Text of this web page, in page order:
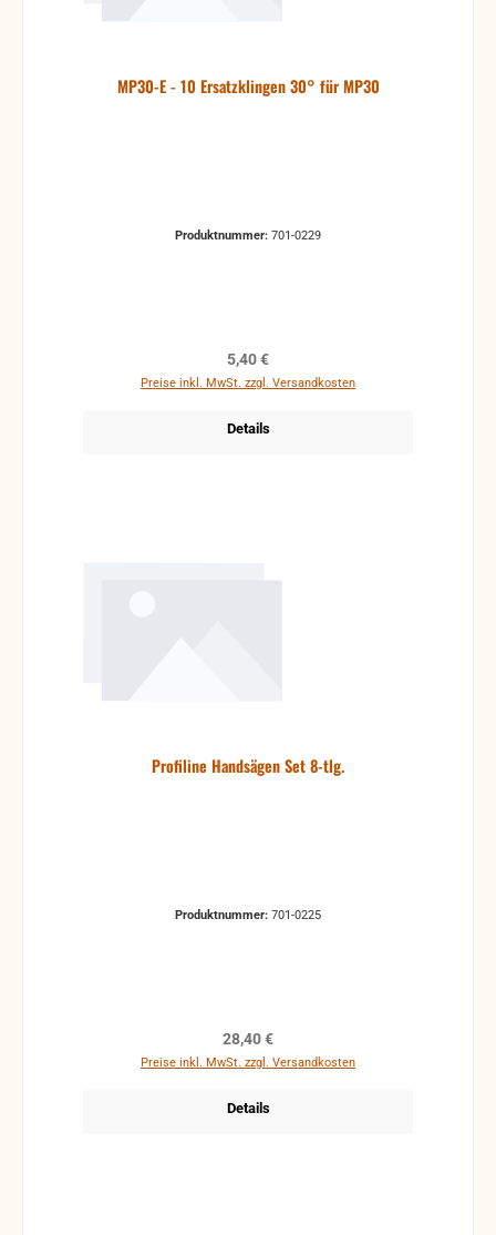
MP30-E - 10 Ersatzklingen 30° für MP30
Produktnummer: 701-0229
Regulärer Preis:
5,40 €
Preise inkl. MwSt. zzgl. Versandkosten
Details
Profiline Handsägen Set 8-tlg.
Produktnummer: 701-0225
Regulärer Preis:
28,40 €
Preise inkl. MwSt. zzgl. Versandkosten
Details